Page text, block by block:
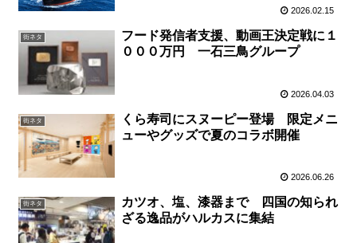
2026.02.15
街ネタ
フード発信者支援、動画王決定戦に１
０００万円 一石三鳥グループ
2026.04.03
街ネタ
くら寿司にスヌーピー登場 限定メニ
ューやグッズで夏のコラボ開催
2026.06.26
街ネタ
カツオ、塩、漆器まで 四国の知られ
ざる逸品がハルカスに集結